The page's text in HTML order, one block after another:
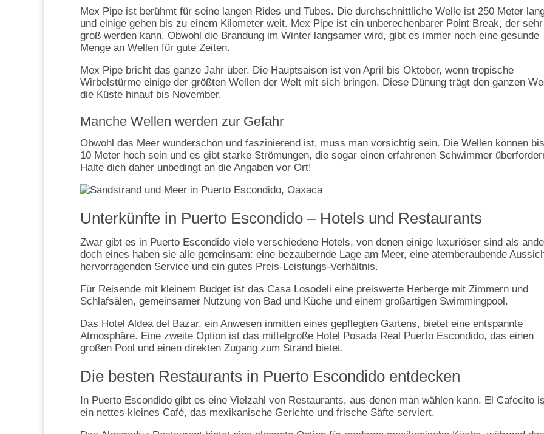
Mex Pipe ist berühmt für seine langen Rides und Tubes. Die durchschnittliche Welle ist 250 Meter
und einige gehen bis zu einem Kilometer weit. Mex Pipe ist ein unberechenbarer Point Break, der sehr
groß werden kann. Obwohl die Brandung im Winter langsamer wird, gibt es immer noch eine gesunde
Menge an Wellen für gute Zeiten.
Mex Pipe bricht das ganze Jahr über. Die Hauptsaison ist von April bis Oktober, wenn tropische
Wirbelstürme einige der größten Wellen der Welt mit sich bringen. Diese Dünung trägt den ganzen
die Küste hinauf bis November.
Manche Wellen werden zur Gefahr
Obwohl das Meer wunderschön und faszinierend ist, muss man vorsichtig sein. Die Wellen können
10 Meter hoch sein und es gibt starke Strömungen, die sogar einen erfahrenen Schwimmer
Halte dich daher unbedingt an die Angaben vor Ort!
Unterkünfte in Puerto Escondido – Hotels und Restaurants
Zwar gibt es in Puerto Escondido viele verschiedene Hotels, von denen einige luxuriöser sind als
doch eines haben sie alle gemeinsam: eine bezaubernde Lage am Meer, eine atemberaubende
hervorragenden Service und ein gutes Preis-Leistungs-Verhältnis.
Für Reisende mit kleinem Budget ist das Casa Losodeli eine preiswerte Herberge mit Zimmern und
Schlafsälen, gemeinsamer Nutzung von Bad und Küche und einem großartigen Swimmingpool.
Das Hotel Aldea del Bazar, ein Anwesen inmitten eines gepflegten Gartens, bietet eine entspannte
Atmosphäre. Eine zweite Option ist das mittelgroße Hotel Posada Real Puerto Escondido, das einen
großen Pool und einen direkten Zugang zum Strand bietet.
Die besten Restaurants in Puerto Escondido entdecken
In Puerto Escondido gibt es eine Vielzahl von Restaurants, aus denen man wählen kann. El Cafecito
ein nettes kleines Café, das mexikanische Gerichte und frische Säfte serviert.